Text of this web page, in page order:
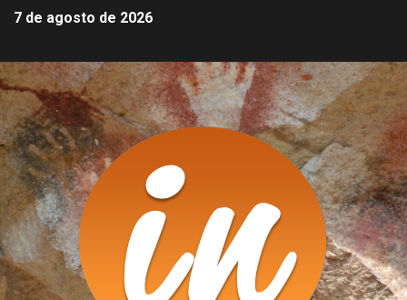
7 de agosto de 2026